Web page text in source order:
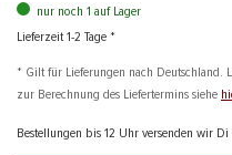
nur noch 1 auf Lager
Lieferzeit 1-2 Tage *
* Gilt für Lieferungen nach Deutschland.
zur Berechnung des Liefertermins siehe
Bestellungen bis 12 Uhr versenden wir Di